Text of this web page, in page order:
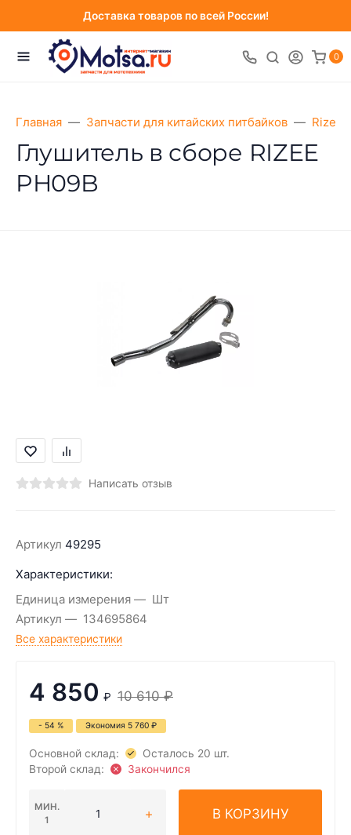
Доставка товаров по всей России!
0
Главная Запчасти для китайских питбайков Rizee
Глушитель в сборе RIZEE
PH09B
Написать отзыв
Артикул 49295
Характеристики:
Единица измерения
Шт
Артикул
134695864
Все характеристики
4 850 ₽ 10 610 ₽
- 54 % Экономия 5 760 ₽
Основной склад:
Осталось 20 шт.
Второй склад:
Закончился
МИН.
1
В КОРЗИНУ